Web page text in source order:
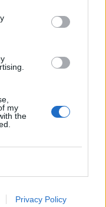
my
the
Privacy Policy
diskusi do slušného
Nechtěl jsem
co to je střet
mít jako hlavní program
věcnější, kulturnější,